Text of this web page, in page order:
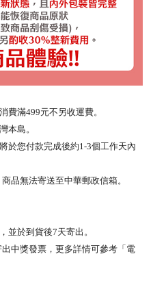
費滿499元不另收運費。
本島。
於您付款完成後約1-3個工作天內
品無法寄送至中華郵政信箱。
並於到貨後7天寄出。
中獎發票，更多詳情可參考「電